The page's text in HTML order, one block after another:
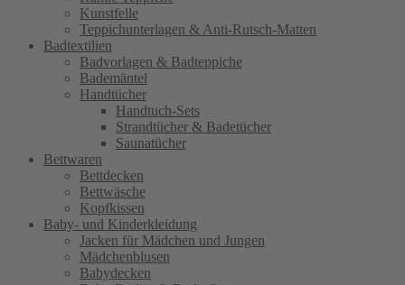
Kunstfelle
Teppichunterlagen & Anti-Rutsch-Matten
Badtextilien
Badvorlagen & Badteppiche
Bademäntel
Handtücher
Handtuch-Sets
Strandtücher & Badetücher
Saunatücher
Bettwaren
Bettdecken
Bettwäsche
Kopfkissen
Baby- und Kinderkleidung
Jacken für Mädchen und Jungen
Mädchenblusen
Babydecken